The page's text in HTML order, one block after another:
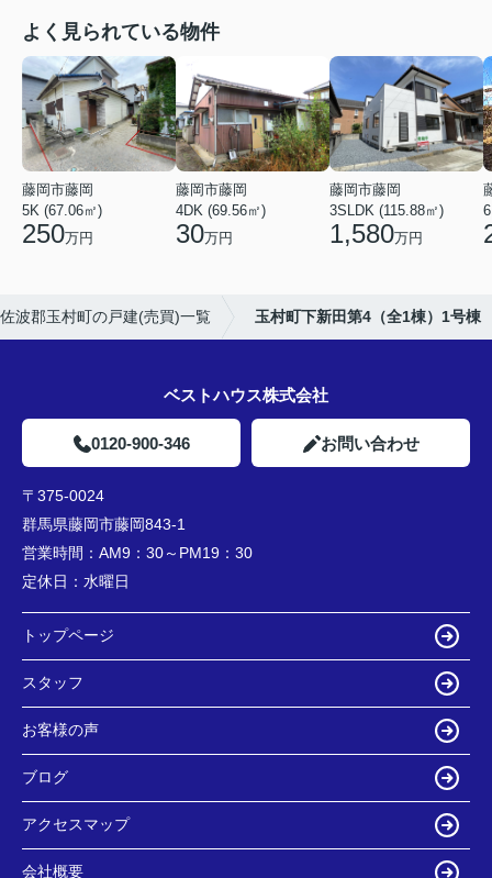
よく見られている物件
藤岡市藤岡
5K (67.06㎡)
250万円
藤岡市藤岡
4DK (69.56㎡)
30万円
藤岡市藤岡
3SLDK (115.88㎡)
1,580万円
佐波郡玉村町の戸建(売買)一覧 玉村町下新田第4（全1棟）1号棟
ベストハウス株式会社
0120-900-346 お問い合わせ
〒375-0024
群馬県藤岡市藤岡843-1
営業時間： AM9：30～PM19：30
定休日： 水曜日
トップページ
スタッフ
お客様の声
ブログ
アクセスマップ
会社概要